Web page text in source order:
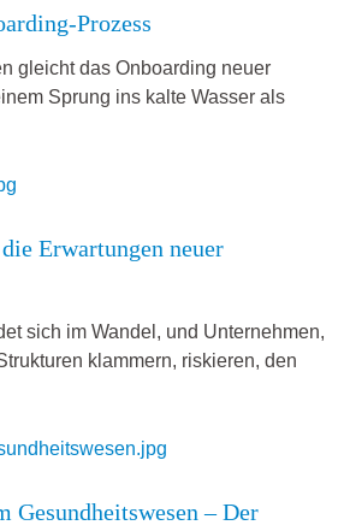
Prozess
gleicht das Onboarding neuer
Sprung ins kalte Wasser als
Erwartungen neuer
sich im Wandel, und Unternehmen,
klammern, riskieren, den
– Der